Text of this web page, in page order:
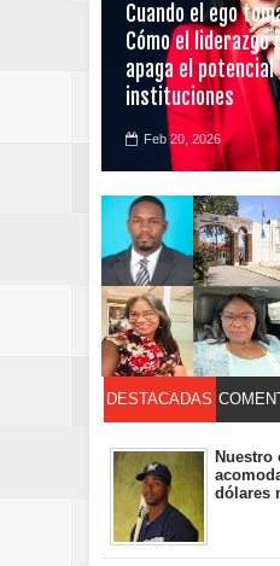
Cuando el ego
Cómo el
apaga el potencial
instituciones
Feb 20, 2026
DESTACADAS
dólares